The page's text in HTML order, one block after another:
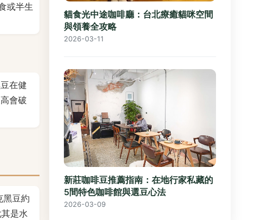
或半生
在健
會破
黑豆約
是水
貓食光中途咖啡廳：台北療癒貓咪空間
與領養全攻略
2026-03-11
新莊咖啡豆推薦指南：在地行家私藏的
5間特色咖啡館與選豆心法
2026-03-09